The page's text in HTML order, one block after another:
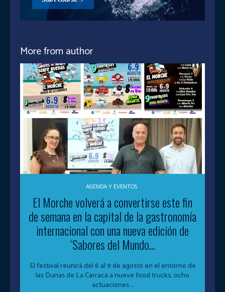
More from author
AGENDA Y EVENTOS
El Morche volverá a convertirse este fin
de semana en la capital de la gastronomía
internacional con una nueva edición de
‘Sabores del Mundo...
El festival reunirá del 6 al 9 de agosto en el entorno de
las Dunas de La Carraca a nueve food trucks, ocho
actuaciones...